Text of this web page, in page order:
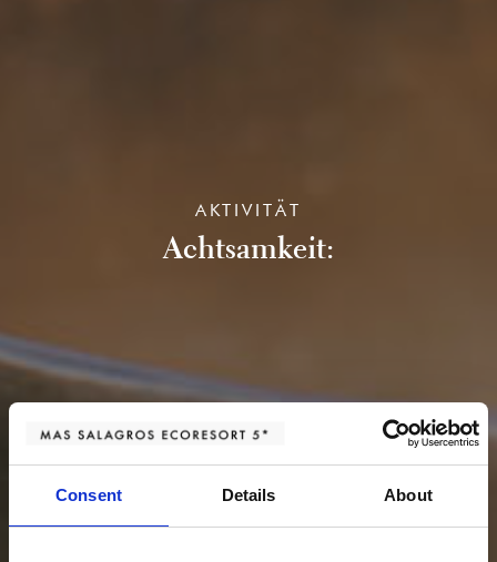
Consent Details About
AKTIVITÄT
Achtsamkeit: